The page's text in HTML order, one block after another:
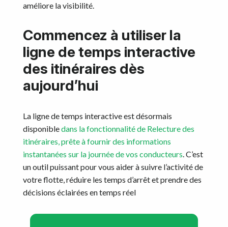
améliore la visibilité.
Commencez à utiliser la
ligne de temps interactive
des itinéraires dès
aujourd’hui
La ligne de temps interactive est désormais
disponibledans la fonctionnalité de Relecture des
itinéraires, prête à fournir des informations
instantanées sur la journée de vos conducteurs. C’est
un outil puissant pour vous aider à suivre l’activité de
votre flotte, réduire les temps d’arrêt et prendre des
décisions éclairées en temps réel